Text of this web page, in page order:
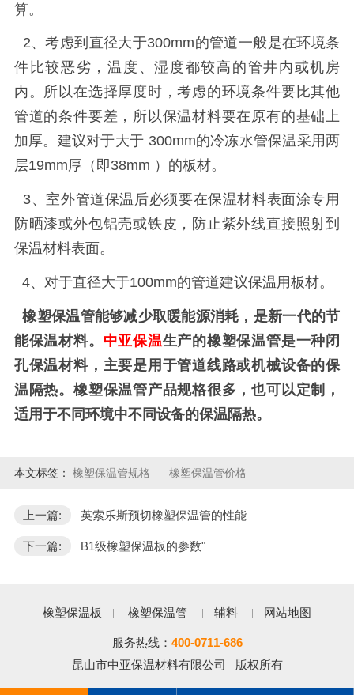
算。
2、考虑到直径大于300mm的管道一般是在环境条
件比较恶劣，温度、湿度都较高的管井内或机房
内。所以在选择厚度时，考虑的环境条件要比其他
管道的条件要差，所以保温材料要在原有的基础上
加厚。建议对于大于 300mm的冷冻水管保温采用两
层19mm厚（即38mm ）的板材。
3、室外管道保温后必须要在保温材料表面涂专用
防晒漆或外包铝壳或铁皮，防止紫外线直接照射到
保温材料表面。
4、对于直径大于100mm的管道建议保温用板材。
橡塑保温管能够减少取暖能源消耗，是新一代的节
能保温材料。 中亚保温生产的橡塑保温管是一种闭
孔保温材料，主要是用于管道线路或机械设备的保
温隔热。橡塑保温管产品规格很多，也可以定制，
适用于不同环境中不同设备的保温隔热。
本文标签： 橡塑保温管规格 橡塑保温管价格
上一篇: 英索乐斯预切橡塑保温管的性能
下一篇: B1级橡塑保温板的参数"
橡塑保温板 橡塑保温管 辅料 网站地图
服务热线： 400-0711-686
昆山市中亚保温材料有限公司 版权所有